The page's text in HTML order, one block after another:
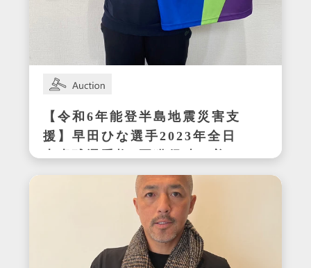
【令和6年能登半島地震災害支
援】早田ひな選手2023年全日
本卓球選手権3冠獲得時の着用
サイン入りセットアップ